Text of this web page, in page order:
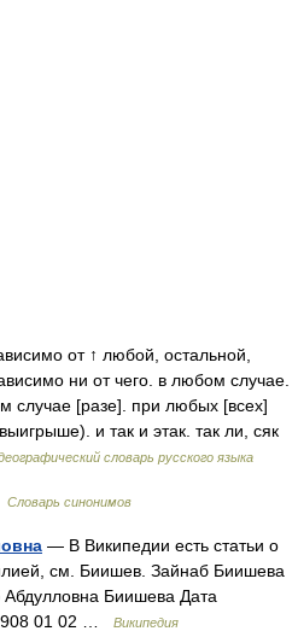
от ↑ любой, остальной,
ни от чего. в любом случае.
случае [разе]. при любых [всех]
и так и этак. так ли, сяк
словарь русского языка
Словарь синонимов
— В Википедии есть статьи о
см. Биишев. Зайнаб Биишева
Биишева Дата
01 02 …
Википедия